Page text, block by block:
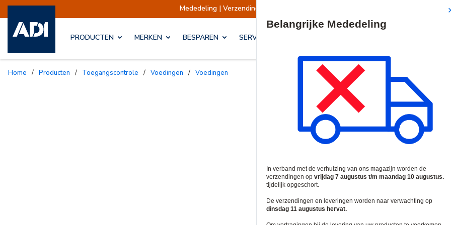
Mededeling | Verzendingen opgeschort Verzendingen worden
PRODUCTEN MERKEN BESPAREN SERVICES & OPLOSSINGEN
Home / Producten / Toegangscontrole / Voedingen / Voedingen